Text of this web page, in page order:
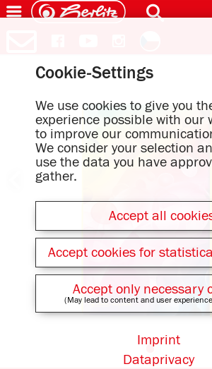
Cookie-Settings
We use cookies to give you
experience possible with our
to improve our
We consider your selection
use the data you have
gather.
Accept all
Accept cookies for
Accept only necessary
(May lead to content and user
Dataprivacy
Imprint